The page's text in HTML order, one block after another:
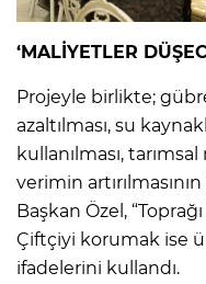
‘MALİYETLER
Projeyle birlikte;
azaltılması, su
kullanılması,
verimin
Başkan Özel,
Çiftçiyi korumak ise
ifadelerini kullandı.